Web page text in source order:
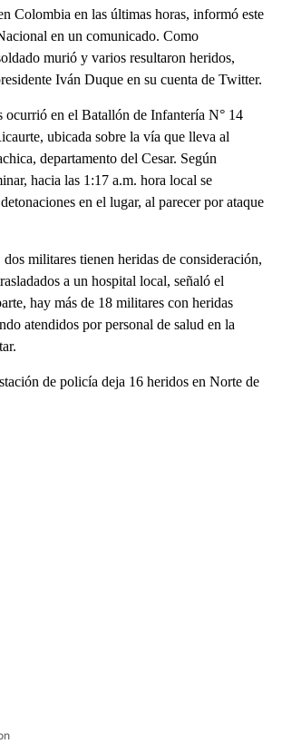
Colombia en las últimas horas, informó este
en un comunicado. Como
murió y varios resultaron heridos,
Iván Duque en su cuenta de Twitter.
ocurrió en el Batallón de Infantería N° 14
ubicada sobre la vía que lleva al
departamento del Cesar. Según
hacia las 1:17 a.m. hora local se
en el lugar, al parecer por ataque
militares tienen heridas de consideración,
a un hospital local, señaló el
hay más de 18 militares con heridas
atendidos por personal de salud en la
de policía deja 16 heridos en Norte de